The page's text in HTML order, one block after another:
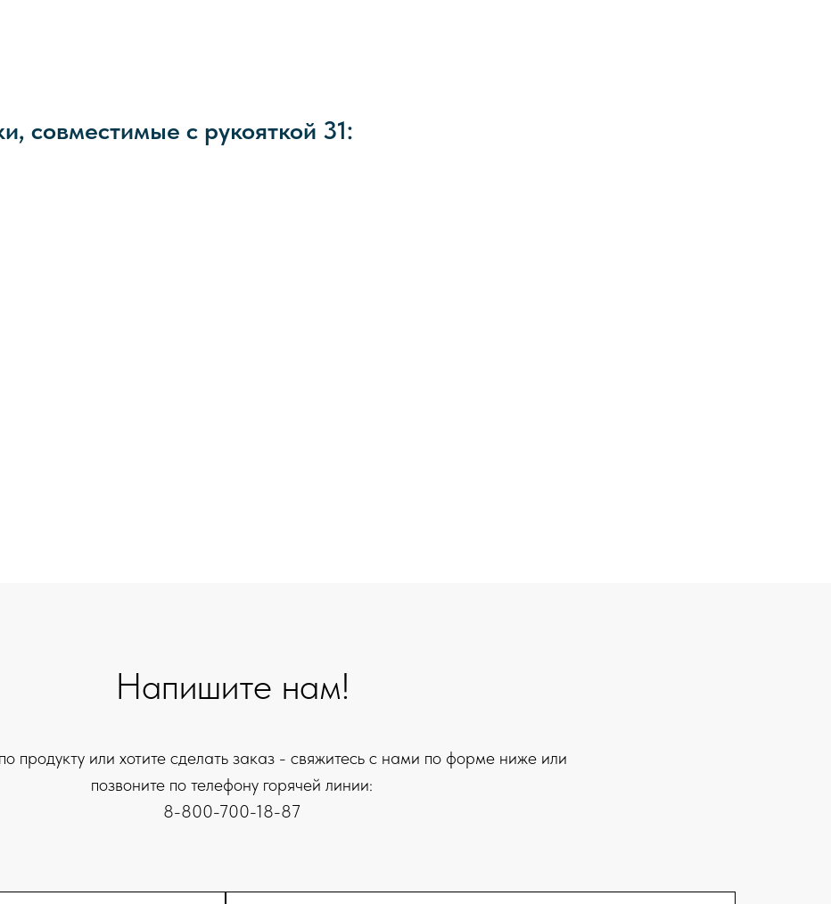
совместимые с рукояткой 31:
Напишите нам!
продукту или хотите сделать заказ - свяжитесь с нами по форме ниже или
позвоните по телефону горячей линии:
8-800-700-18-87